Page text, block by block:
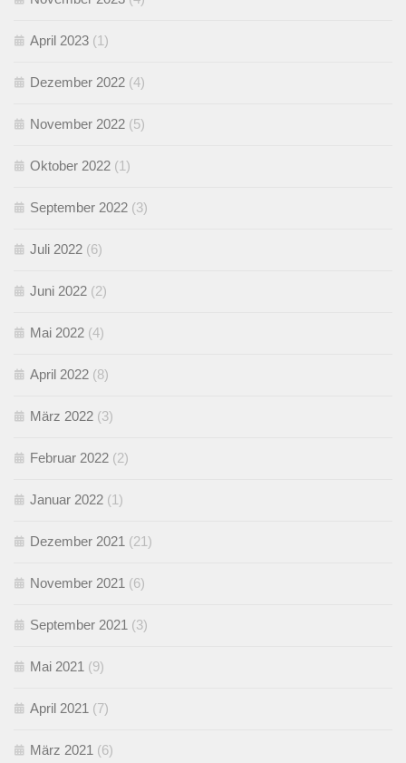
April 2023 (1)
Dezember 2022 (4)
November 2022 (5)
Oktober 2022 (1)
September 2022 (3)
Juli 2022 (6)
Juni 2022 (2)
Mai 2022 (4)
April 2022 (8)
März 2022 (3)
Februar 2022 (2)
Januar 2022 (1)
Dezember 2021 (21)
November 2021 (6)
September 2021 (3)
Mai 2021 (9)
April 2021 (7)
März 2021 (6)